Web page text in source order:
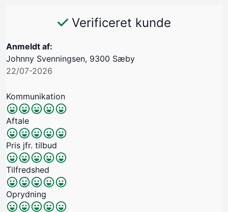
Verificeret kunde
Anmeldt af:
Johnny Svenningsen, 9300 Sæby
22/07-2026
Kommunikation
Aftale
Pris jfr. tilbud
Tilfredshed
Oprydning